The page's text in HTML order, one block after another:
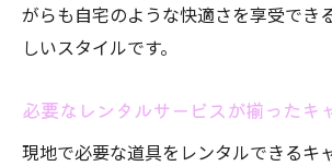
がらも自宅のような快適さを享受でき
しいスタイルです。
必要なレンタルサービスが揃ったキ
現地で必要な道具をレンタルできるキ